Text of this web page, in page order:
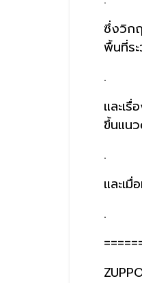
ซึ่งวิก
พื้นที่ร
.
และเ
ขึ้นแน
.
และเ
.